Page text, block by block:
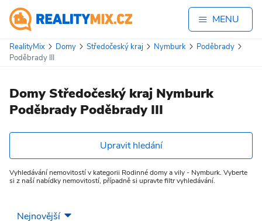
MENU
RealityMix Domy Středočeský kraj Nymburk
Poděbrady
Poděbrady III
Domy Středočeský kraj Nymburk
Poděbrady Poděbrady III
Upravit hledání
Vyhledávání nemovitostí v kategorii Rodinné domy a vily - Nymburk. Vyberte
si z naší nabídky nemovitostí, případně si upravte filtr vyhledávání.